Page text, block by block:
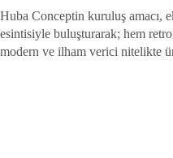
Huba Conceptin kuruluş amacı,
esintisiyle buluşturarak; hem
modern ve ilham verici nitelikte